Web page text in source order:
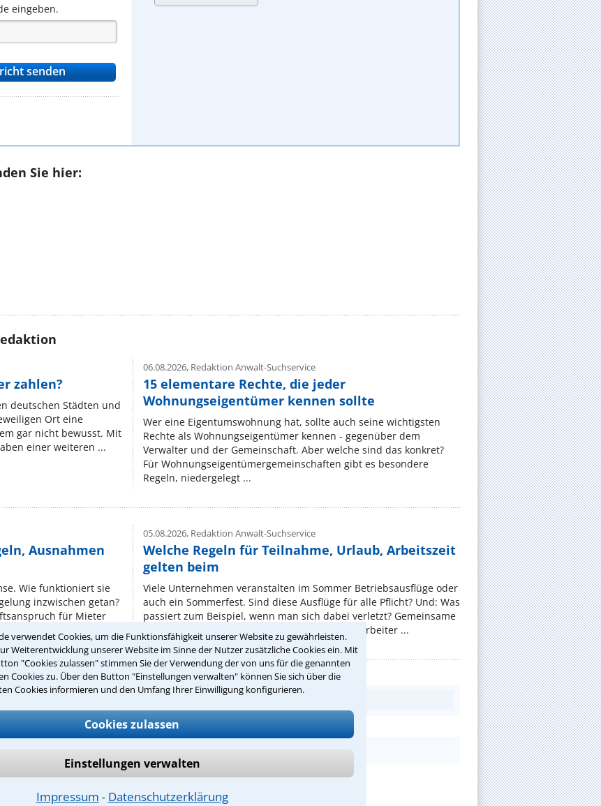
verwendet Cookies, um die Funktionsfähigkeit unserer Website zu gewährleisten.
Weiterentwicklung unserer Website im Sinne der Nutzer zusätzliche Cookies ein. Mit
"Cookies zulassen" stimmen Sie der Verwendung der von uns für die genannten
Cookies zu. Über den Button "Einstellungen verwalten" können Sie sich über die
Cookies informieren und den Umfang Ihrer Einwilligung konfigurieren.
Cookies zulassen
Einstellungen verwalten
Impressum ⁃ Datenschutzerklärung
eingeben.
Sie hier:
zahlen?
deutschen Städten und
Ort eine
gar nicht bewusst. Mit
einer weiteren ...
06.08.2026,Redaktion Anwalt-Suchservice
15 elementare Rechte, die jeder
Wohnungseigentümer kennen sollte
Wer eine Eigentumswohnung hat, sollte auch seine wichtigsten
Rechte als Wohnungseigentümer kennen - gegenüber dem
Verwalter und der Gemeinschaft. Aber welche sind das konkret?
Für Wohnungseigentümergemeinschaften gibt es besondere
Regeln, niedergelegt ...
Ausnahmen
Wie funktioniert sie
inzwischen getan?
für Mieter
05.08.2026,Redaktion Anwalt-Suchservice
Welche Regeln für Teilnahme, Urlaub, Arbeitszeit
gelten beim
Viele Unternehmen veranstalten im Sommer Betriebsausflüge oder
auch ein Sommerfest. Sind diese Ausflüge für alle Pflicht? Und: Was
passiert zum Beispiel, wenn man sich dabei verletzt? Gemeinsame
Erlebnisse außerhalb der Arbeit sollen die Mitarbeiter ...
Teste Dein Rechtswissen